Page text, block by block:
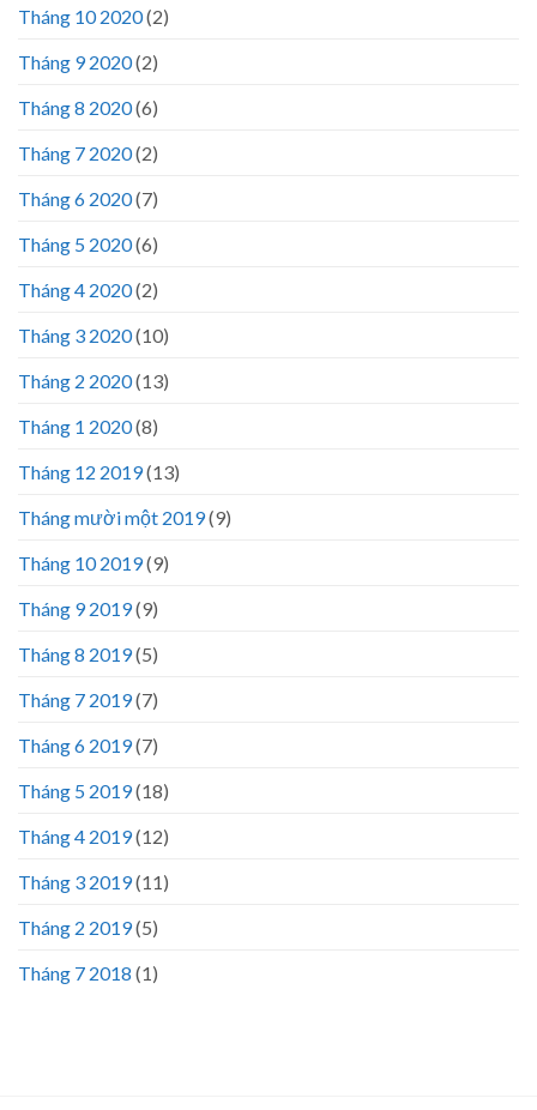
Tháng 10 2020(2)
Tháng 9 2020(2)
Tháng 8 2020(6)
Tháng 7 2020(2)
Tháng 6 2020(7)
Tháng 5 2020(6)
Tháng 4 2020(2)
Tháng 3 2020(10)
Tháng 2 2020(13)
Tháng 1 2020(8)
Tháng 12 2019(13)
Tháng mười một 2019(9)
Tháng 10 2019(9)
Tháng 9 2019(9)
Tháng 8 2019(5)
Tháng 7 2019(7)
Tháng 6 2019(7)
Tháng 5 2019(18)
Tháng 4 2019(12)
Tháng 3 2019(11)
Tháng 2 2019(5)
Tháng 7 2018 (1)